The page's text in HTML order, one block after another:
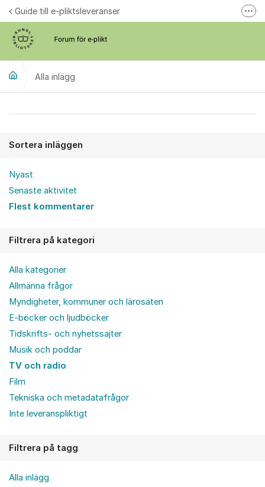
Hoppa till innehåll
Guide till e-pliktsleveranser
Alla inlägg
Sortera inläggen
Nyast
Senaste aktivitet
Flest kommentarer
Filtrera på kategori
Alla kategorier
Allmänna frågor
Myndigheter, kommuner och lärosäten
E-böcker och ljudböcker
Tidskrifts- och nyhetssajter
Musik och poddar
TV och radio
Film
Tekniska och metadatafrågor
Inte leveranspliktigt
Filtrera på tagg
Alla inlägg